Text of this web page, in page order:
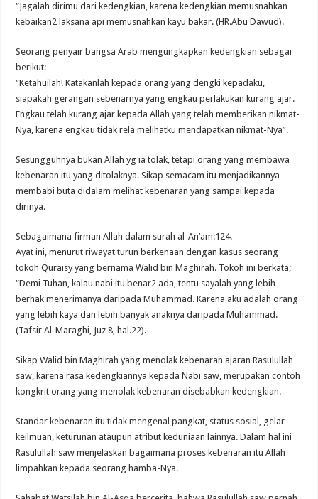
“Jagalah dirimu dari kedengkian, karena kedengkian memusnahkan
kebaikan2 laksana api memusnahkan kayu bakar. (HR.Abu Dawud).
Seorang penyair bangsa Arab mengungkapkan kedengkian sebagai
berikut:
“Ketahuilah! Katakanlah kepada orang yang dengki kepadaku,
siapakah gerangan sebenarnya yang engkau perlakukan kurang ajar.
Engkau telah kurang ajar kepada Allah yang telah memberikan nikmat-
Nya, karena engkau tidak rela melihatku mendapatkan nikmat-Nya”.
Sesungguhnya bukan Allah yg ia tolak, tetapi orang yang membawa
kebenaran itu yang ditolaknya. Sikap semacam itu menjadikannya
membabi buta didalam melihat kebenaran yang sampai kepada
dirinya.
Sebagaimana firman Allah dalam surah al-An’am:124.
Ayat ini, menurut riwayat turun berkenaan dengan kasus seorang
tokoh Quraisy yang bernama Walid bin Maghirah. Tokoh ini berkata;
“Demi Tuhan, kalau nabi itu benar2 ada, tentu sayalah yang lebih
berhak menerimanya daripada Muhammad. Karena aku adalah orang
yang lebih kaya dan lebih banyak anaknya daripada Muhammad.
(Tafsir Al-Maraghi, Juz 8, hal.22).
Sikap Walid bin Maghirah yang menolak kebenaran ajaran Rasulullah
saw, karena rasa kedengkiannya kepada Nabi saw, merupakan contoh
kongkrit orang yang menolak kebenaran disebabkan kedengkian.
Standar kebenaran itu tidak mengenal pangkat, status sosial, gelar
keilmuan, keturunan ataupun atribut keduniaan lainnya. Dalam hal ini
Rasulullah saw menjelaskan bagaimana proses kebenaran itu Allah
limpahkan kepada seorang hamba-Nya.